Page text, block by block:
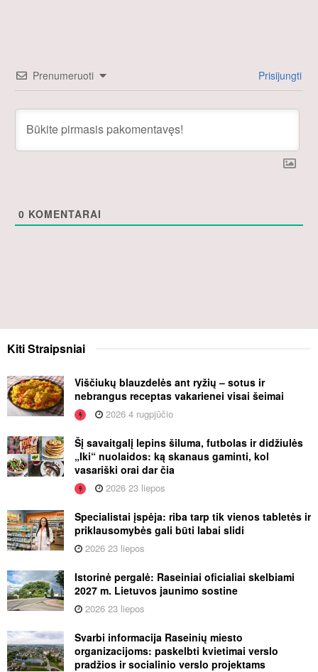
Prenumeruoti Prisijungti
0 KOMENTARAI
KitiStraipsniai
Viščiukų blauzdelės ant ryžių – sotus ir
nebrangus receptas vakarienei visai šeimai
2026 4 rugpjūčio
Šį savaitgalį lepins šiluma, futbolas ir didžiulės
„Iki“ nuolaidos: ką skanaus gaminti, kol
vasariški orai dar čia
2026 23 liepos
Specialistai įspėja: riba tarp tik vienos tabletės ir
priklausomybės gali būti labai slidi
2026 23 liepos
Istorinė pergalė: Raseiniai oficialiai skelbiami
2027 m. Lietuvos jaunimo sostine
2026 23 liepos
Svarbi informacija Raseinių miesto
organizacijoms: paskelbti kvietimai verslo
pradžios ir socialinio verslo projektams